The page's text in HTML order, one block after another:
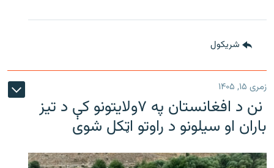
شريکول
زمری ۱۵, ۱۴۰۵
نن د افغانستان په ۷ولایتونو کې د تیز
باران او سیلونو د راوتو اټکل شوی